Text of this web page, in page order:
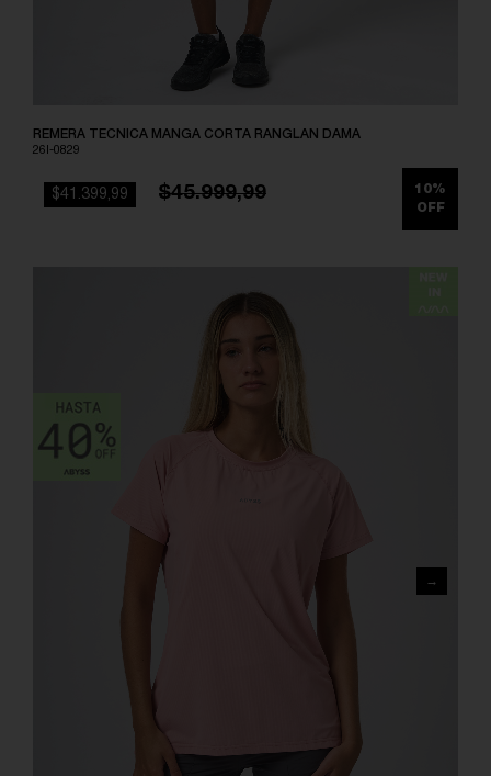
REMERA TECNICA MANGA CORTA RANGLAN DAMA
26I-0829
$41.399,99 $45.999,99
10%
OFF